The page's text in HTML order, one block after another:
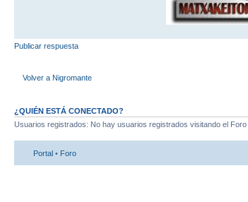
Publicar respuesta
Volver a Nigromante
¿QUIÉN ESTÁ CONECTADO?
Usuarios registrados: No hay usuarios registrados visitando el Foro
Portal • Foro